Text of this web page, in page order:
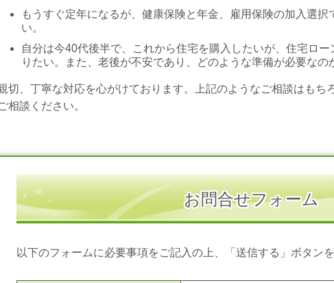
もうすぐ定年になるが、健康保険と年金、雇用保険の加入選
い。
自分は今40代後半で、これから住宅を購入したいが、住宅ロ
りたい。また、老後が不安であり、どのような準備が必要なの
切、丁寧な対応を心がけております。上記のようなご相談はもち
相談ください。
お問合せフォーム
以下のフォームに必要事項をご記入の上、「送信する」ボタン